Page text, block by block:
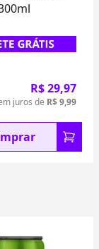
R$ 29,97
juros deR$ 9,99